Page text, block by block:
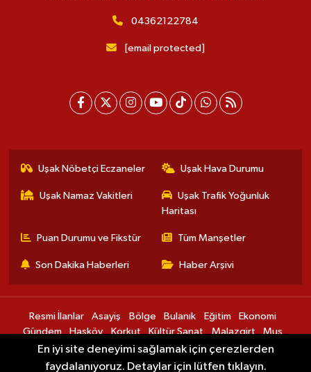
04362122784
[email protected]
Uşak Nöbetçi Eczaneler Uşak Hava Durumu
Uşak Namaz Vakitleri
Uşak Trafik Yoğunluk
Haritası
Puan Durumu ve Fikstür Tüm Manşetler
Son Dakika Haberleri Haber Arşivi
Resmi İlanlar Asayiş Bölge Bulanık Eğitim
Ekonomi
Gündem
Hasköy Korkut Kültür Sanat Malazgirt
Muş
Sağlık
Spor Teknoloji Varto
En iyi site deneyimi sağlamak için çerezlerden
faydalanıyoruz. Detaylar için lütfen tıklayın.